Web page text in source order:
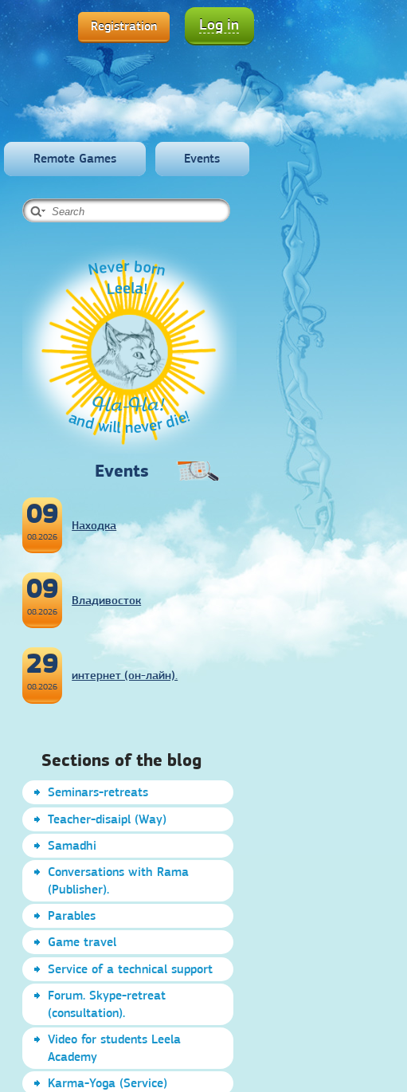
Registration Log in
Remote Games Events
Never born
Leela!
and will never die!
Ha-Ha!
Events
09
08.2026
Находка
09
08.2026
Владивосток
29
08.2026
интернет (он-лайн).
Sections of the blog
Seminars-retreats
Teacher-disaipl (Way)
Samadhi
Conversations with Rama
(Publisher).
Parables
Game travel
Service of a technical support
Forum. Skype-retreat
(consultation).
Video for students Leela
Academy
Karma-Yoga (Service)